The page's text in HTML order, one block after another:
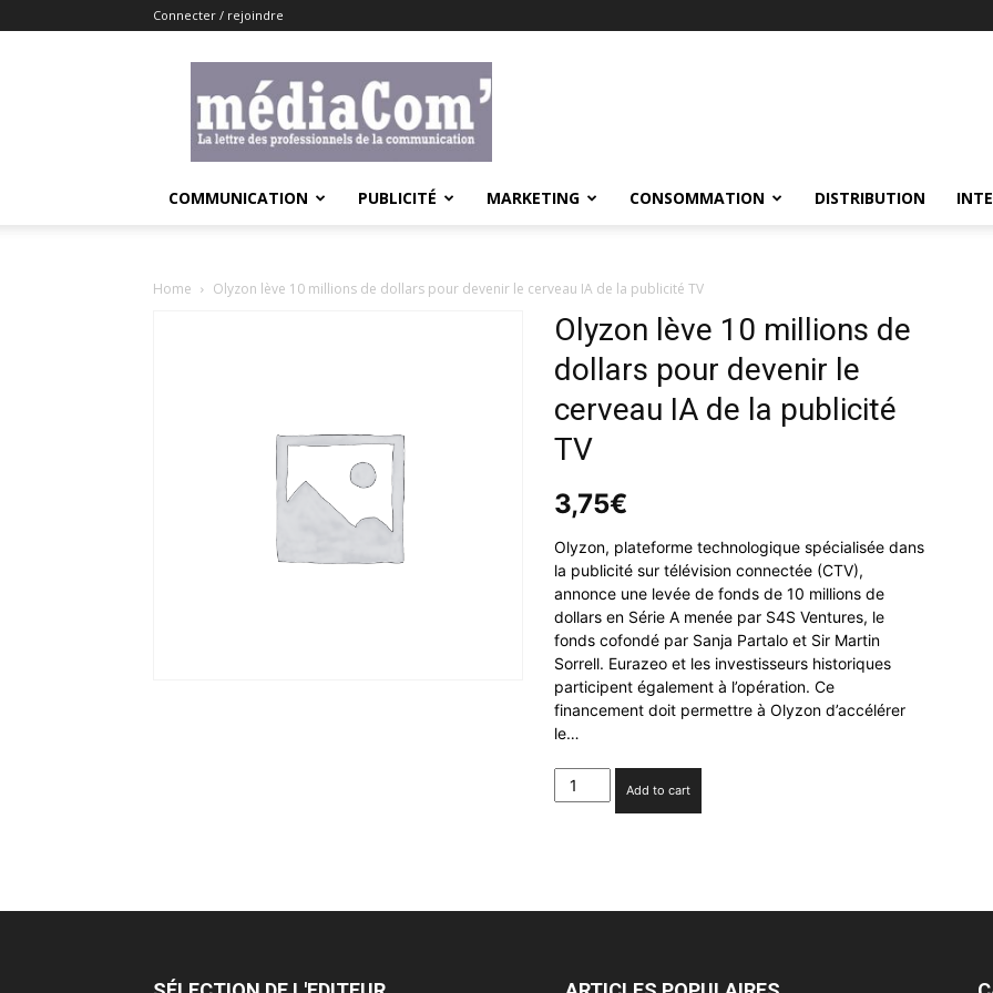
Connecter / rejoindre
COMMUNICATION PUBLICITÉ MARKETING CONSOMMATION DISTRIBUTION
Home Olyzon lève 10 millions de dollars pour devenir le cerveau IA de la publicité TV
Olyzon lève 10 millions de
dollars pour devenir le
cerveau IA de la publicité
TV
3,75€
Olyzon, plateforme technologique spécialisée dans
la publicité sur télévision connectée (CTV),
annonce une levée de fonds de 10 millions de
dollars en Série A menée par S4S Ventures, le
fonds cofondé par Sanja Partalo et Sir Martin
Sorrell. Eurazeo et les investisseurs historiques
participent également à l’opération. Ce
financement doit permettre à Olyzon d’accélérer
le…
Olyzon
lève
cerveau
Add to cart